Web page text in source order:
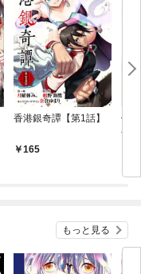
香港銀奇譚【第1話】
165
偶
ぜ
もっと見る